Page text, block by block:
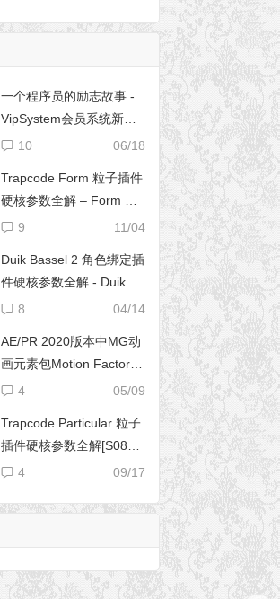
一个程序员的励志故事 -
VipSystem会员系统新版
开发
06/18
10
Trapcode Form 粒子插件
硬核参数全解 – Form 完
全使用手册
11/04
9
Duik Bassel 2 角色绑定插
件硬核参数全解 - Duik 16
完全使用手册
04/14
8
AE/PR 2020版本中MG动
画元素包Motion Factory
脚本无法导入文件夹05/09
4
Trapcode Particular 粒子
插件硬核参数全解[S08E0
2] – 阴影设置（Shadowle
09/17
4